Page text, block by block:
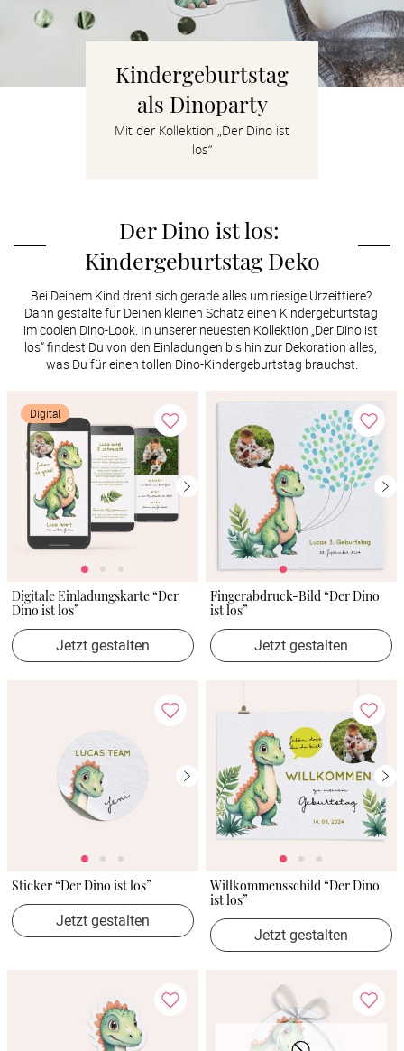
Kindergeburtstag
als Dinoparty
Mit der Kollektion „Der Dino ist
los“
Der Dino ist los:
Kindergeburtstag Deko
Bei Deinem Kind dreht sich gerade alles um riesige Urzeittiere?
Dann gestalte für Deinen kleinen Schatz einen Kindergeburtstag
im coolen Dino-Look. In unserer neuesten Kollektion „Der Dino ist
los“ findest Du von den Einladungen bis hin zur Dekoration alles,
was Du für einen tollen Dino-Kindergeburtstag brauchst.
Digital
Digitale Einladungskarte “Der
Dino ist los”
Jetzt gestalten
Fingerabdruck-Bild “Der Dino
ist los”
Jetzt gestalten
Sticker “Der Dino ist los”
Jetzt gestalten
Willkommensschild “Der Dino
ist los”
Jetzt gestalten